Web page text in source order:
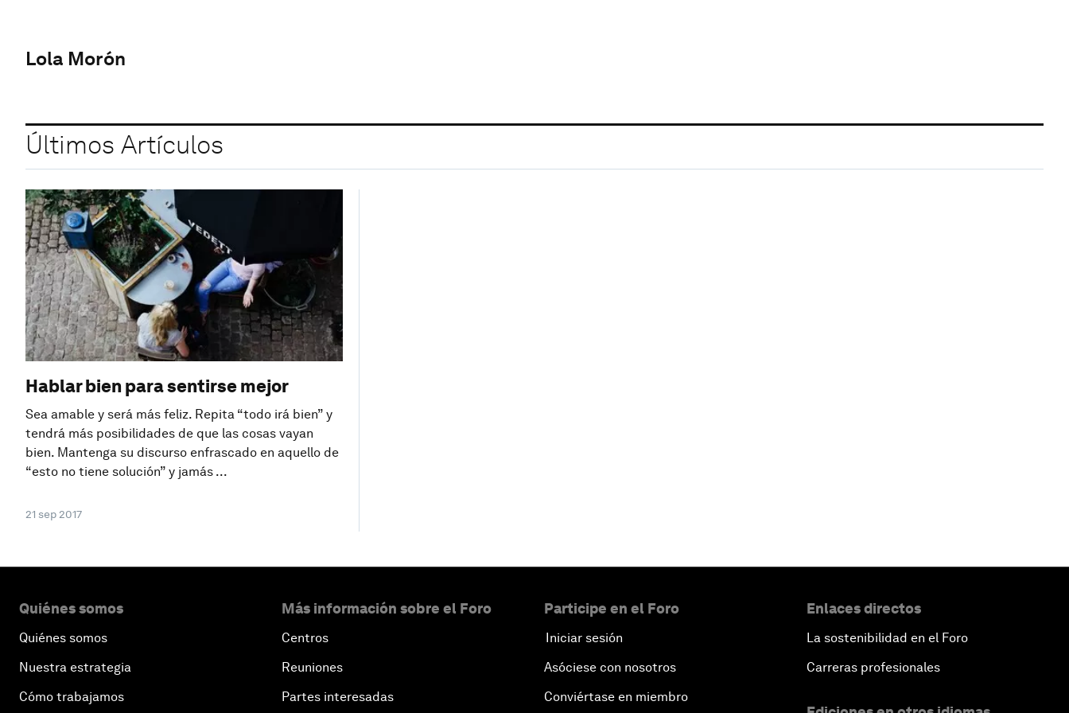
Lola Morón
Últimos Artículos
Hablar bien para sentirse mejor
Sea amable y será más feliz. Repita “todo irá bien” y
tendrá más posibilidades de que las cosas vayan
bien. Mantenga su discurso enfrascado en aquello de
“esto no tiene solución” y jamás ...
21 sep 2017
Quiénes somos
Quiénes somos
Nuestra estrategia
Cómo trabajamos
Más información sobre el Foro
Centros
Reuniones
Partes interesadas
Participe en el Foro
Iniciar sesión
Asóciese con nosotros
Conviértase en miembro
Enlaces directos
La sostenibilidad en el Foro
Carreras profesionales